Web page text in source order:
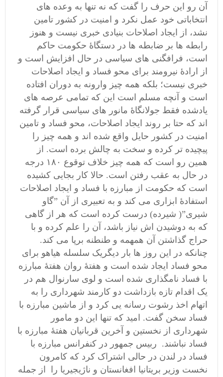
آن رو این حرف را گفت که نه تنها به وعده های
انتخاباتی خود عمل نکرد و امنیت در کشور تامین
نشد، از ایجاد اصلاحات بنیادی خبری نیست و هنوز
رابطه ها بر ضابطه ها در دستگاۀ حکومت حاکم
است، فرافگنی های سیاسی در حال افزایش است و
از ارادۀ نیرومند برای محو فساد و ایجاد اصلاحات
خبری نیست؛ بلکه همه چیز وارونه به دوران افتاده
است و آنچه مسلم است این که تمامی عرصه های
یادشده فقط جولانگاۀ مانور های سیاسی قرار گرفته
اند که حتا بر روند ایجاد اصلاحات، محو فساد و تامین
امنیت در کشور حایل واقع شده اند و همه چیز را
پیچیده تر کرده و سخت به چالش برده است. از
همین رو است که همه چیز خلاف توقوع ۱۸۰ درجه
در حال به عقب رفتن است. حالا کار بجایی کشیده
است که حکومت از مبارزه با فساد و ایجاد اصلاحات
استفادۀ ابزاری می کند و به تعبیری از آن ”گاو
شیری”( شیرده) درست کرده است که هر از گاهی
که به دوشیدن اش نیاز باشد، آن را علم کرده و با
حراج گذاشتن آن همهمه و طنطنه برپا می کند.
چنانکه در این روز ها بار دیگریک سلسله هیاهو برای
محو فساد ایجاد شده است و هفتۀ روان هفتۀ مبارزه
با فساد نامگذاری شده است و لوی سارنوال هم در
یک اقدام تازه بازداشت دو کارمند شهرداری را به
اتهام اخذ رشوت رسانه یی کرد و از ماشین مبارزه با
فساد سخن گفت. امید که تنها این دو مامور
شهرداری از نخستین و آخرین قربانیان هفتۀ مبارزه با
فساد نباشند. ربیس جمهور در کنفرانس مبارزه با
فساد در لندن در حالی اشتراک کرد که کامرون
نخست وزیر بریتانیا افغانستان و ناژیجیریا را از جمله